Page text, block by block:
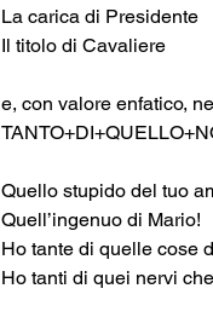
La carica di Presidente
e, con valore enfatico,
Quello stupido del tuo
Ho tante di quelle cose
Ho tanti di quei nervi